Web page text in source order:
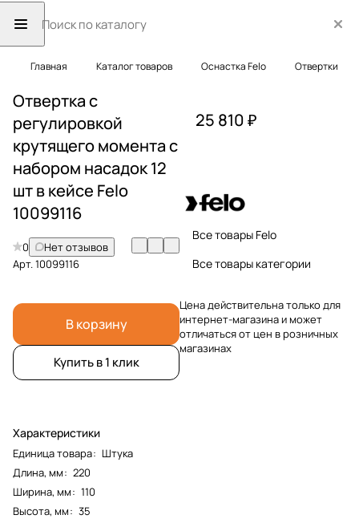
Главная Каталог товаров Оснастка Felo Отвертки
Отвертка с
регулировкой
крутящего момента с
набором насадок 12
шт в кейсе Felo
10099116
0
Нет отзывов
Арт.10099116
В корзину
Купить в 1 клик
Характеристики
Единица товара: Штука
Длина, мм: 220
Ширина, мм: 110
Высота, мм: 35
25 810 ₽
Все товары Felo
Все товары категории
Цена действительна только для
интернет-магазина и может
отличаться от цен в розничных
магазинах